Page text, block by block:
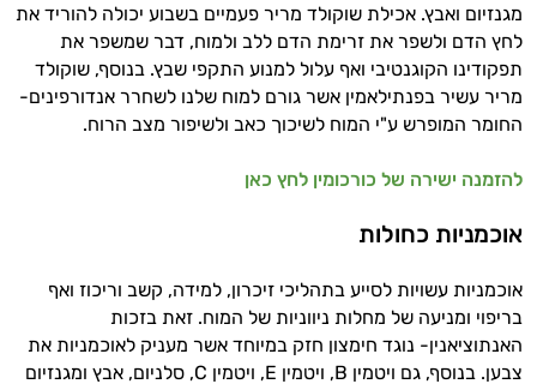
מגנזיום ואבץ. אכילת שוקולד מריר פעמיים בשבוע יכולה להוריד את
לחץ הדם ולשפר את זרימת הדם ללב ולמוח, דבר שמשפר את
תפקודינו הקוגנטיבי ואף עלול למנוע התקפי שבץ. בנוסף, שוקולד
מריר עשיר בפנתילאמין אשר גורם למוח שלנו לשחרר אנדורפינים-
החומר המופרש ע"י המוח לשיכוך כאב ולשיפור מצב הרוח.
להזמנה ישירה של כורכומין לחץ כאן
אוכמניות כחולות
אוכמניות עשויות לסייע בתהליכי זיכרון, למידה, קשב וריכוז ואף
בריפוי ומניעה של מחלות ניווניות של המוח. זאת בזכות
האנתוציאנין- נוגד חימצון חזק במיוחד אשר מעניק לאוכמניות את
צבען. בנוסף, גם ויטמין B, ויטמין E, ויטמין C, סלניום, אבץ ומגנזיום
היי,
וספרות מקצועית בתחומי הרפואה הטבעית
ותזונת הספורט.
אני כאן כדי לעזור לך להתאים את תוספי
התזונה ומוצרי הבריאות המדויקים למטרות